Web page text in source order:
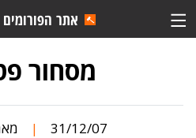
אתר
מסחור
31/12/07
|